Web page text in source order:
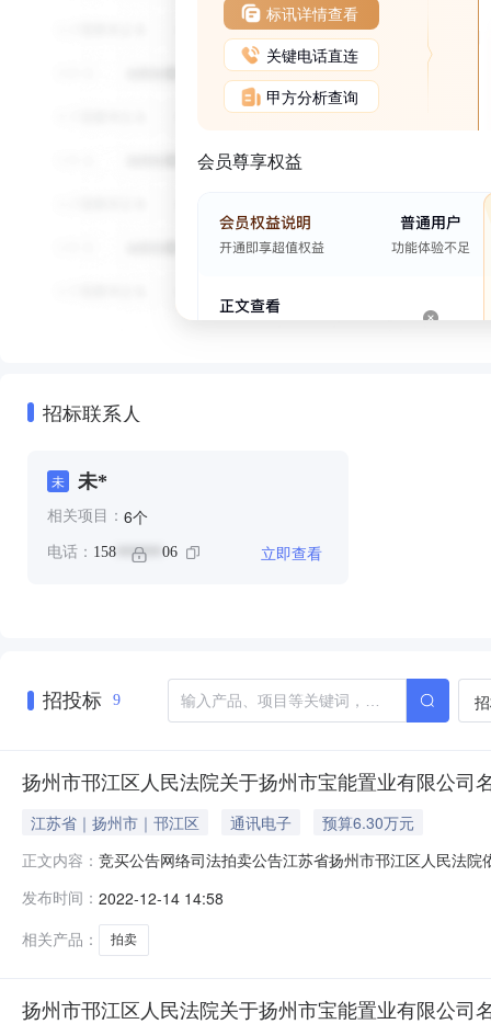
标讯详情查看
关键电话直连
甲方分析查询
会员尊享权益
招标联系人
未 未*
相关项目： 6个
电话： 158 ****** 06 立即查看
招投标 9
扬州市邗江区人民法院关于扬州市宝能置业有限公
江苏省｜扬州市｜邗江区 通讯电子
预算6.30万元
正文内容： 竞买公告网络司法拍卖公告江苏省扬州市邗江区人民法
院，法院主页网址：sf.taobao.com/0514——参见全国法
发布时间： 2022-12-14 14:58
相关产品：
拍卖
扬州市邗江区人民法院关于扬州市宝能置业有限公